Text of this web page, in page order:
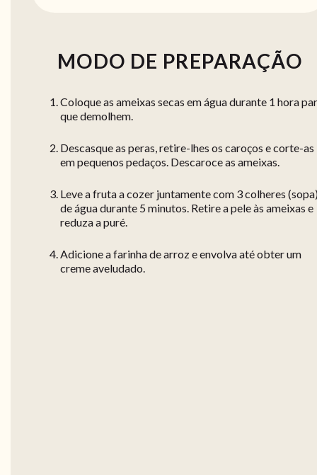
MODO DE PREPARAÇÃO
Coloque as ameixas secas em água durante 1 hora
que demolhem.
Descasque as peras, retire-lhes os caroços e corte-as
em pequenos pedaços. Descaroce as ameixas.
Leve a fruta a cozer juntamente com 3 colheres
de água durante 5 minutos. Retire a pele às ameixas e
reduza a puré.
Adicione a farinha de arroz e envolva até obter um
creme aveludado.